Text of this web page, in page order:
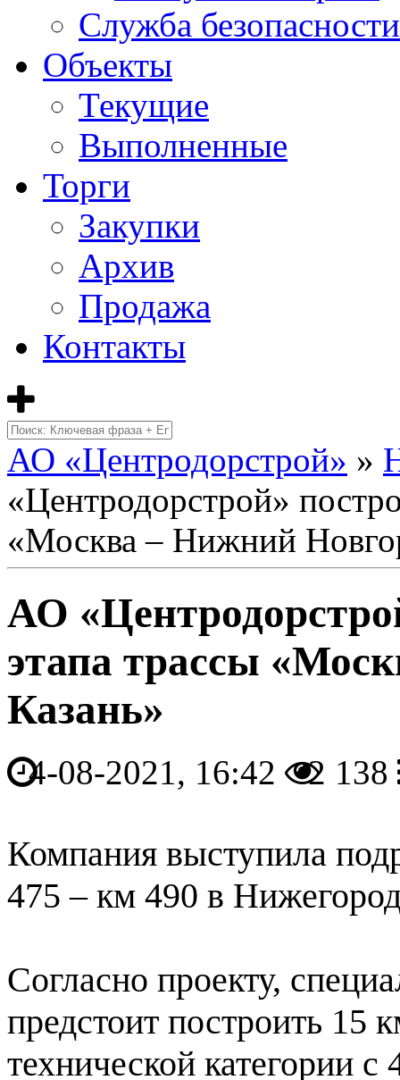
Служба безопасности
Объекты
Текущие
Выполненные
Торги
Закупки
Архив
Продажа
Контакты
АО «Центродорстрой» »
«Центродорстрой»
«Москва – Нижний
АО
этапа трассы
Казань»
4-08-2021, 16:42 2 138
Компания выступила
475 – км 490 в
Согласно проекту,
предстоит построить 15
технической категории